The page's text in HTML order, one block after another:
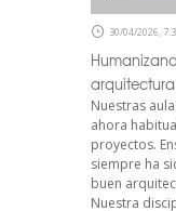
30/04/2026,
arquitectura
Nuestras
ahora
proyectos.
siempre ha
buen
Nuestra